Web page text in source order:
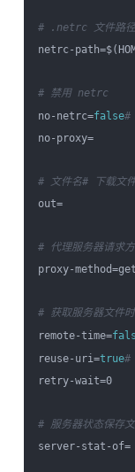
# .netrc 文件路径
netrc-
# 禁用 netrc
no-netrc=false#
no-proxy=
# 文件名# 下载文
out=
# 代理服务器请求
proxy-method=get
# 获取服务器文件
remote-time=
reuse-uri=true#
retry-wait=0
# 服务器状态保存
server-stat-of=